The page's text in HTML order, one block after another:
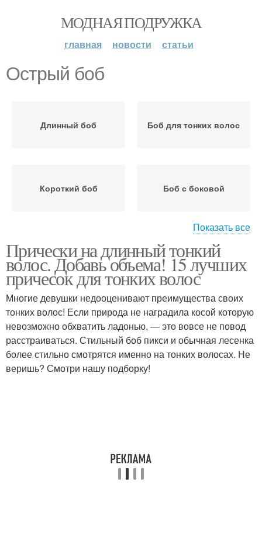
МОДНАЯ ПОДРУЖКА
главная новости статьи
Острый боб
Длинный боб Боб для тонких волос
Короткий боб Боб с боковой
Слоистый боб Объемный боб
Ассиметричный боб Удлиненный боб
Показать все
Прически на длинный тонкий
волос. Добавь объема! 15 лучших
причесок для тонких волос
Многие девушки недооценивают преимущества своих
тонких волос! Если природа не наградила косой которую
невозможно обхватить ладонью, — это вовсе не повод
расстраиваться. Стильный боб пикси и обычная лесенка
более стильно смотрятся именно на тонких волосах. Не
веришь? Смотри нашу подборку!